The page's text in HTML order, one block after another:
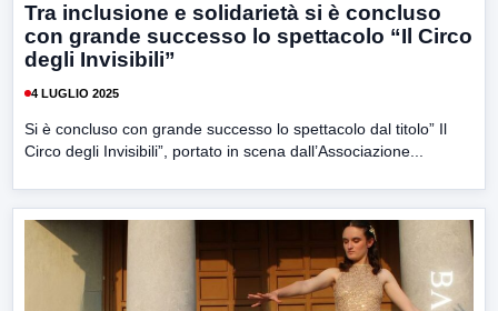
Tra inclusione e solidarietà si è concluso
con grande successo lo spettacolo “Il Circo
degli Invisibili”
4 LUGLIO 2025
Si è concluso con grande successo lo spettacolo dal titolo” Il
Circo degli Invisibili”, portato in scena dall’Associazione...